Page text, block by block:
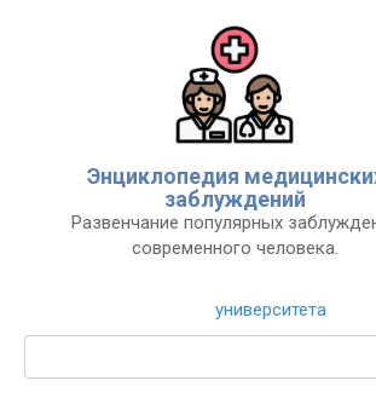
Энциклопедия
заблуждений
Развенчание популярных
современного человека.
университета
Поиск: